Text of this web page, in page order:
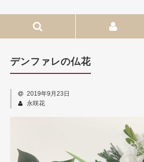
商品カテゴリー
仏壇用仏花
花器
デンファレの仏花
2019年9月23日
永咲花